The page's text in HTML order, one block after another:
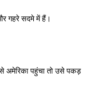
गहरे सदमे में हैं।
अमेरिका पहुंचा तो उसे पकड़